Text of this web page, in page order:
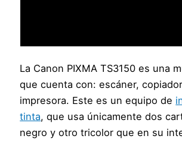
La Canon PIXMA TS3150 es una
que cuenta con: escáner,
impresora. Este es un equipo de
tinta, que usa únicamente dos
negro y otro tricolor que en su